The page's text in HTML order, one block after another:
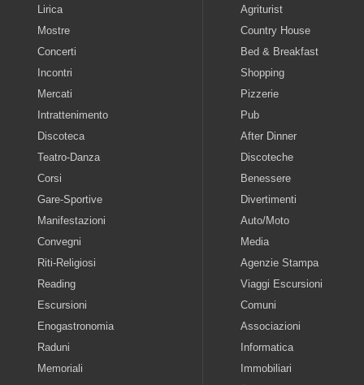
Lirica
Mostre
Concerti
Incontri
Mercati
Intrattenimento
Discoteca
Teatro-Danza
Corsi
Gare-Sportive
Manifestazioni
Convegni
Riti-Religiosi
Reading
Escursioni
Enogastronomia
Raduni
Memoriali
Agriturist
Country House
Bed & Breakfast
Shopping
Pizzerie
Pub
After Dinner
Discoteche
Benessere
Divertimenti
Auto/Moto
Media
Agenzie Stampa
Viaggi Escursioni
Comuni
Associazioni
Informatica
Immobiliari